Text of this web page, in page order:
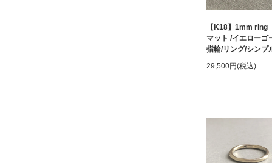
【K18】1mm
マット /イエローゴ
指輪/リング/シンプ
29,500円(税込)